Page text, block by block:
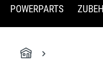
POWERPARTS